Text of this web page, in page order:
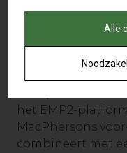
laadvolume. De
de Opel Astra is
422 liter groot,
van meer dan 50
het EMP2-
MacPhersons
combineert met
Alle